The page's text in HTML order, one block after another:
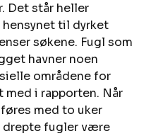
Det står heller
til dyrket
søkene. Fugl som
havner noen
områdene for
i rapporten. Når
med to uker
drepte fugler være